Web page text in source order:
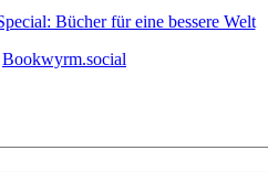
Bücher für eine bessere Welt
Bookwyrm.social